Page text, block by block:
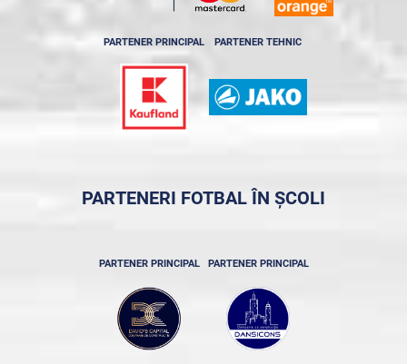
PARTENER PRINCIPAL PARTENER TEHNIC
PARTENERI FOTBAL ÎN ȘCOLI
PARTENER PRINCIPAL PARTENER PRINCIPAL